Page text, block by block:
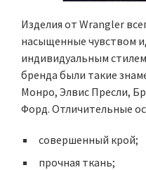
Изделия от Wrangler
насыщенные чувством
индивидуальным
бренда были такие
Монро, Элвис Пресли,
Форд. Отличительные
совершенный крой;
прочная ткань;